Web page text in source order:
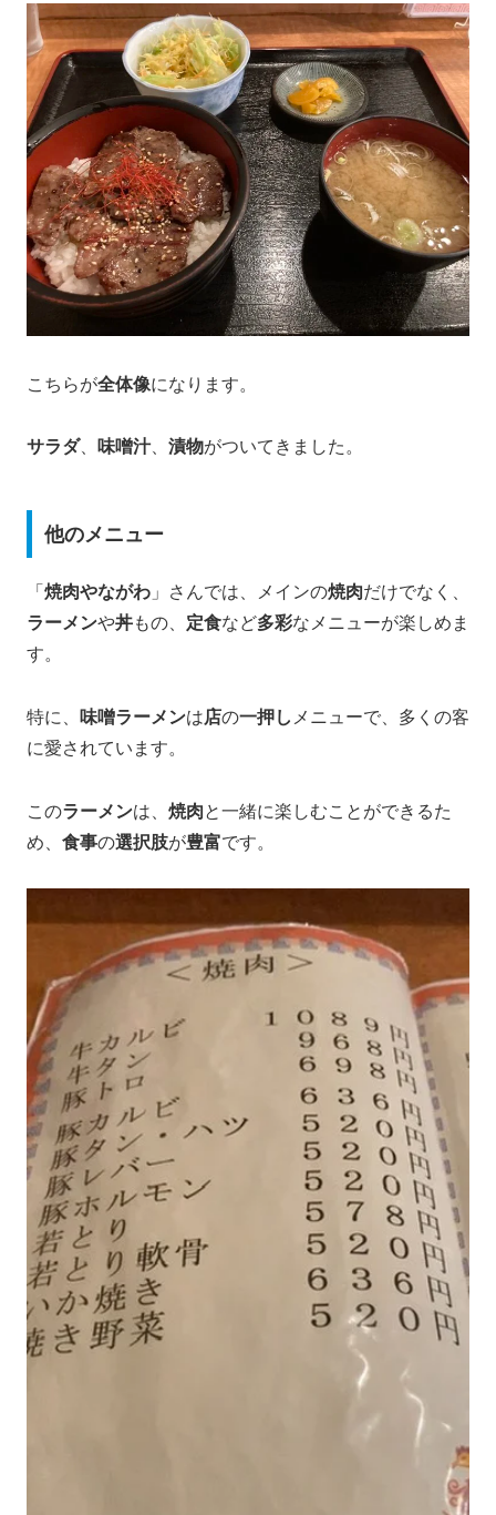
こちらが全体像になります。
サラダ、 味噌汁、 漬物がついてきました。
他のメニュー
「焼肉やながわ 」さんでは、メインの焼肉だけでなく、
ラーメンや丼もの、 定食など多彩なメニューが楽しめま
す。
特に、 味噌ラーメンは店の一押しメニューで、多くの客
に愛されています。
このラーメンは、 焼肉と一緒に楽しむことができるた
め、 食事の選択肢が豊富です。